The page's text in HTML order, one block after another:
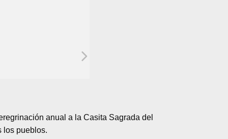
anual a la Casita Sagrada del
los pueblos.